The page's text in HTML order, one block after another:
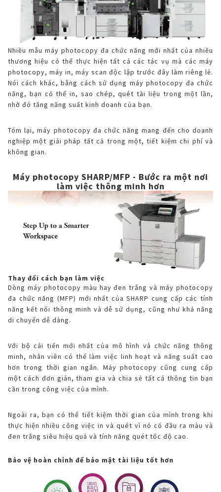
Nhiều mẫu máy photocopy đa chức năng mới nhất của nhiều
thương hiệu có thể thực hiện tất cả các tác vụ mà các máy
photocopy, máy in, máy scan độc lập trước đây làm riêng lẻ.
Nói cách khác, bằng cách sử dụng máy photocopy đa chức
năng, bạn có thể in, sao chép, quét tài liệu trong một lần,
nhờ đó tăng năng suất kinh doanh của bạn.
Tóm lại, máy photocopy đa chức năng mang đến cho doanh
nghiệp một giải pháp tất cả trong một, tiết kiệm chi phí và
không gian.
Máy photocopy SHARP/MFP - Bước ra một nơi
làm việc thông minh hơn
Thay đổi cách bạn làm việc
Dòng máy photocopy màu hay đen trắng và máy photocopy
đa chức năng (MFP) mới nhất của SHARP cung cấp các tính
năng kết nối thông minh và dễ sử dụng, cũng như khả năng
di chuyển dễ dàng.
Với bộ cải tiến mới nhất của mô hình và chức năng thông
minh, nhân viên có thể làm việc linh hoạt và năng suất cao
hơn trong thời gian ngắn. Máy photocopy cũng cung cấp
một cách đơn giản, tham gia và chia sẻ tất cả thông tin bạn
cần trong công việc của mình.
Ngoài ra, bạn có thể tiết kiệm thời gian của mình trong khi
thực hiện nhiều công việc in và quét vì nó có đầu ra màu và
đen trắng siêu hiệu quả và tính năng quét tốc độ cao.
Bảo vệ hoàn chỉnh để bảo mật tài liệu tốt hơn